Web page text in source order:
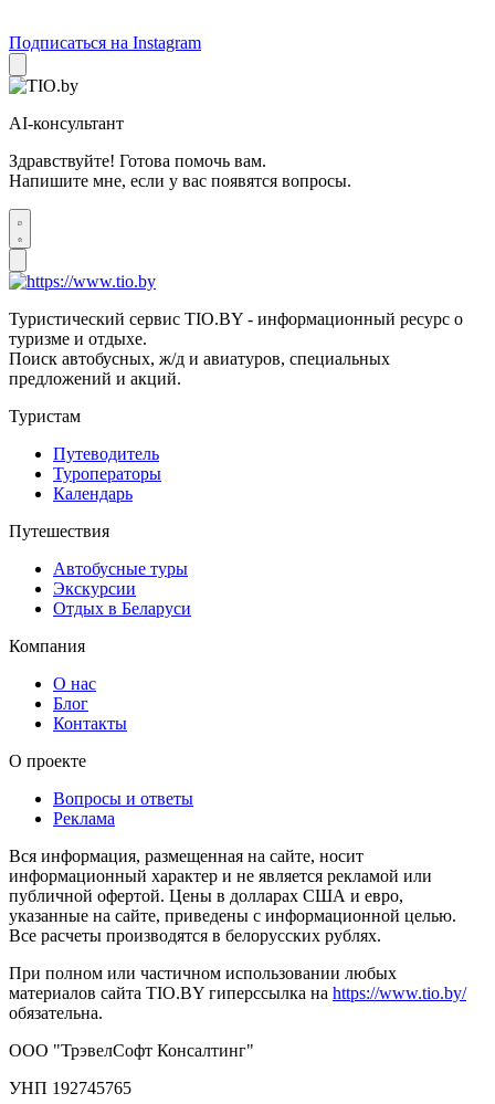
Подписаться на Instagram
AI-консультант
Здравствуйте! Готова помочь вам.
Напишите мне, если у вас появятся вопросы.
Туристический сервис TIO.BY - информационный ресурс о
туризме и отдыхе.
Поиск автобусных, ж/д и авиатуров, специальных
предложений и акций.
Туристам
Путеводитель
Туроператоры
Календарь
Путешествия
Автобусные туры
Экскурсии
Отдых в Беларуси
Компания
О нас
Блог
Контакты
О проекте
Вопросы и ответы
Реклама
Вся информация, размещенная на сайте, носит
информационный характер и не является рекламой или
публичной офертой. Цены в долларах США и евро,
указанные на сайте, приведены с информационной целью.
Все расчеты производятся в белорусских рублях.
При полном или частичном использовании любых
материалов сайта TIO.BY гиперссылка на https://www.tio.by/
обязательна.
ООО "ТрэвелСофт Консалтинг"
УНП 192745765